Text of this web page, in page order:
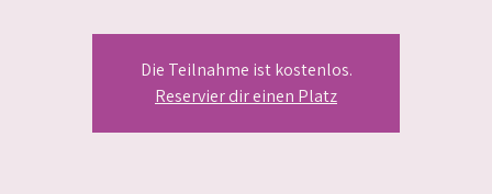
Die Teilnahme ist kostenlos.
Reservier dir einen Platz